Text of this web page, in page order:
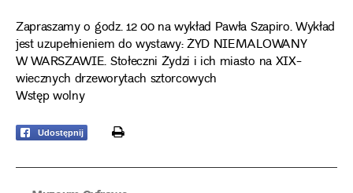
Zapraszamy o godz. 12 00 na wykład Pawła Szapiro. Wykład
jest uzupełnieniem do wystawy: ŻYD NIEMALOWANY
W WARSZAWIE. Stołeczni Żydzi i ich miasto na XIX-
wiecznych drzeworytach sztorcowych
Wstęp wolny
Udostępnij print